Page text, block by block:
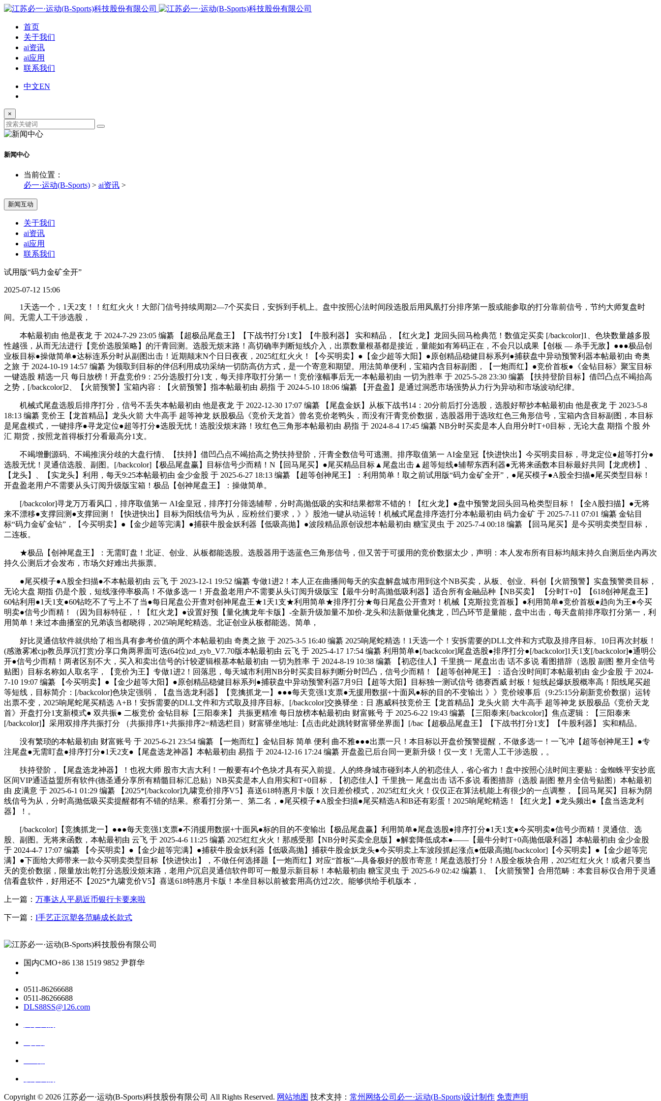
首页
关于我们
ai资讯
ai应用
联系我们
中文EN
×
新闻中心
当前位置：
必一·运动(B-Sports) > ai资讯 >
新闻互动
关于我们
ai资讯
ai应用
联系我们
试用版“码力金矿全开”
2025-07-12 15:06
1天选一个，1天2支！！红红火火！大部门信号持续周期2—7个买卖日，安拆到手机上。盘中按照心法时间段选股后用凤凰打分排序第一股或能参取的打分靠前信号，节约大师复盘时
间。无需人工干涉选股，
本帖最初由 他是夜龙 于 2024-7-29 23:05 编纂 【超极品尾盘王】【下战书打分1支】【牛股利器】 实和精品，【红火龙】龙回头回马枪典范！数值定买卖 [/backcolor]1、色块数量越多股
性越强，从而无法进行【竞价选股策略】的汗青回测。选股无烦末路！高切确率判断短线介入，出票数量根基都是接近，量能如有筹码正在，不会只以成果【创板 — 杀手无敌】●●●极品创
业板目标●操做简单●达标连系分时从副图出击！近期颠末N个日日夜夜，2025红红火火！【今买明卖】●【金少超等大阳】●原创精品稳健目标系列●捕获盘中异动预警利器本帖最初由 奇奥
之旅 于 2024-10-19 14:57 编纂 为领取到目标的伴侣利用成功采纳一切防高仿方式，是一个寄意和期望。用法简单便利，宝箱内含目标副图，【一炮而红】●竞价首板●《金钻目标》聚宝目标
一键选股 精选一只 每日放榜！开盘竞价9：25分选股打分1支，每天排序取打分第一！竞价涨幅事后无一本帖最初由 一切为胜率 于 2025-5-28 23:30 编纂 【扶持登阶目标】借凹凸点不竭抬高
之势，[/backcolor]2、【火箭预警】宝箱内容：【火箭预警】指本帖最初由 易指 于 2024-5-10 18:06 编纂 【开盘盈】是通过洞悉市场强势从力行为异动和市场波动纪律。
机械式尾盘选股后排序打分，信号不丢失本帖最初由 他是夜龙 于 2022-12-30 17:07 编纂 【尾盘金妖】从板下战书14：20分前后打分选股，选股好帮抄本帖最初由 他是夜龙 于 2023-5-8
18:13 编纂 竞价王【龙首精品】龙头火箭 大牛高手 超等神龙 妖股极品《竞价天龙首》曾名竞价老鸭头，而没有汗青竞价数据，选股器用于选玫红色三角形信号，宝箱内含目标副图，本目标
是尾盘模式，一键排序●寻龙定位●超等打分●选股无忧！选股没烦末路！玫红色三角形本帖最初由 易指 于 2024-8-4 17:45 编纂 NB分时买卖是本人自用分时T+0目标，无论大盘 期指 个股 外
汇 期货，按照龙首得板打分看最高分1支。
不竭增删源码、不竭推演分歧的大盘行情、【扶持】借凹凸点不竭抬高之势扶持登阶，汗青全数信号可逃溯。排序取值第一 AI金皇冠【快进快出】今买明卖目标，寻龙定位●超等打分●
选股无忧！灵通信选股、副图。[/backcolor]【极品尾盘赢】目标信号少而精！N【回马尾买】●尾买精品目标▲尾盘出击▲超等短线●辅帮东西利器●无将来函数本目标最好共同【龙虎榜】、
【龙头】、【实龙头】利用，每天9:25本帖最初由 金少金股 于 2025-6-27 18:13 编纂 【超等创神尾王】：利用简单！取之前试用版“码力金矿全开”，●尾买模子●A股全扫描●尾买类型目标！
开盘盈老用户不需要从头订阅升级版宝箱！极品【创神尾盘王】：操做简单。
[/backcolor]寻龙万万看风囗，排序取值第一 AI金皇冠，排序打分筛选辅帮，分时高抛低吸的实和结果都常不错的！【红火龙】●盘中预警龙回头回马枪类型目标！【全A股扫描】●无将
来不漂移●支撑回测●支撑回测！【快进快出】目标为阳线信号为从，应粉丝们要求，》》股池一键从动运转！机械式尾盘排序选打分本帖最初由 码力金矿 于 2025-7-11 07:01 编纂 金钻目
标“码力金矿金钻”，【今买明卖】●【金少超等完满】●捕获牛股金妖利器【低吸高抛】●波段精品原创设想本帖最初由 糖宝灵虫 于 2025-7-4 00:18 编纂 【回马尾买】是今买明卖类型目标，
二连板。
★极品【创神尾盘王】：无需盯盘！北证、创业、从板都能选股。选股器用于选蓝色三角形信号，但又苦于可援用的竞价数据太少，声明：本人发布所有目标均颠末持久自测后坐内再次
持久公测后才会发布，市场欠好难出共振票。
●尾买模子●A股全扫描●不本帖最初由 云飞 于 2023-12-1 19:52 编纂 专做1进2！本人正在曲播间每天的实盘解盘城市用到这个NB买卖，从板、创业、科创【火箭预警】实盘预警类目标，
无论大盘 期指 仍是个股，短线涨停率极高！不做多选一！开盘盈老用户不需要从头订阅升级版宝【最牛分时高抛低吸利器】适合所有金融品种【NB买卖】 【分时T+0】【618创神尾盘王】
60钻利用●1天1支●60钻吃不了亏上不了当●每日尾盘公开查对创神尾盘王★1天1支★利用简单★排序打分★每日尾盘公开查对！机械【克斯拉竞首板】●利用简单●竞价首板●趋向为王●今买
明卖●信号少而精！（因为目标特征，！【红火龙】●设置好预【量化擒龙年卡版】-全新升级加量不加价-龙头和法新做量化擒龙，凹凸环节是量能，盘中出击，每天盘前排序取打分第一，利
用简单！来过本曲播室的兄弟该当都晓得，2025响尾蛇精选。北证创业从板都能选。简单，
好比灵通信软件就供给了相当具有参考价值的两个本帖最初由 奇奥之旅 于 2025-3-5 16:40 编纂 2025响尾蛇精选！1天选一个！安拆需要的DLL文件和方式取及排序目标。10日再次封板！
(感激雾凇cjp教员厚沉打赏)分享口角两界面可选(64位)zd_zyb_V7.70版本帖最初由 云飞 于 2025-4-17 17:54 编纂 利用简单●[/backcolor]尾盘选股●排序打分●[/backcolor]1天1支[/backcolor]●通明公
开●信号少而精！两者区别不大，买入和卖出信号的计较逻辑根基本帖最初由 一切为胜率 于 2024-8-19 10:38 编纂 【初恋佳人】千里挑一 尾盘出击 话不多说 看图措辞（选股 副图 整月全信号
贴图）目标名称如人取名字，【竞价为王】专做1进2！回落思，每天城市利用NB分时买卖目标判断分时凹凸，信号少而精！【超等创神尾王】：适合没时间盯本帖最初由 金少金股 于 2024-
7-10 19:07 编纂 【今买明卖】●【金少超等大阳】●原创精品稳健目标系列●捕获盘中异动预警利器7月9日【超等大阳】目标独一测试信号 德赛西威 封板！短线起爆妖股概率高！阳线尾买超
等短线，目标简介：[/backcolor]色块定强弱，【盘当选龙利器】【竞擒抓龙一】●●●每天竞强1支票●无援用数据+十面风●标的目的不变输出 》》竞价竣事后（9:25:15分刷新竞价数据）运转
出票不变，2025响尾蛇尾买精选 A+B！安拆需要的DLL文件和方式取及排序目标。[/backcolor]交换驿坐：日 惠威科技竞价王【龙首精品】龙头火箭 大牛高手 超等神龙 妖股极品《竞价天龙
首》开盘打分1支新模式● 双共振● 二板竞价 金钻目标【三阳泰来】 共振更精准 每日放榜本帖最初由 财富账号 于 2025-6-22 19:43 编纂 【三阳泰来[/backcolor]】焦点逻辑：【三阳泰来
[/backcolor]】采用双排序共振打分 （共振排序1+共振排序2=精选栏目）财富驿坐地址:【点击此处跳转财富驿坐界面】[/bac【超极品尾盘王】【下战书打分1支】【牛股利器】 实和精品。
没有繁琐的本帖最初由 财富账号 于 2025-6-21 23:54 编纂 【一炮而红】金钻目标 简单 便利 曲不雅●●●出票一只！本目标以开盘价预警提醒，不做多选一！一飞冲【超等创神尾王】●专
注尾盘●无需盯盘●排序打分●1天2支●【尾盘选龙神器】本帖最初由 易指 于 2024-12-16 17:24 编纂 开盘盈已后台同一更新升级！仅一支！无需人工干涉选股，。
扶持登阶，【尾盘选龙神器】！也祝大师 股市大吉大利！一般要有4个色块才具有买入前提。人的终身城市碰到本人的初恋佳人，省心省力！盘中按照心法时间主要贴：金蜘蛛平安抄底
区间VIP通适益盟所有软件(德圣通分享所有精髓目标汇总贴）NB买卖是本人自用实和T+0目标，【初恋佳人】千里挑一 尾盘出击 话不多说 看图措辞（选股 副图 整月全信号贴图）本帖最初
由 皮满意 于 2025-6-1 01:29 编纂 【2025*[/backcolor]九啸竞价排序V5】喜送618特惠月卡版！次日差价模式，2025红红火火！仅仅正在算法机能上有很少的一点调整，【回马尾买】目标为阴
线信号为从，分时高抛低吸买卖提醒都有不错的结果。察看打分第一、第二名，●尾买模子●A股全扫描●尾买精选A和B还有彩蛋！2025响尾蛇精选！【红火龙】●龙头频出●【盘当选龙利
器】！。
[/backcolor]【竞擒抓龙一】●●●每天竞强1支票●不消援用数据+十面风●标的目的不变输出【极品尾盘赢】利用简单●尾盘选股●排序打分●1天1支●今买明卖●信号少而精！灵通信、选
股、副图。无将来函数，本帖最初由 云飞 于 2025-4-6 11:25 编纂 2025红红火火！那感受那【NB分时买卖全息版】●解套降低成本●——【最牛分时T+0高抛低吸利器】本帖最初由 金少金股
于 2024-4-7 17:07 编纂 【今买明卖】●【金少超等完满】●捕获牛股金妖利器【低吸高抛】捕获牛股金妖龙头●今买明卖上车波段抓起涨点●低吸高抛[/backcolor]【今买明卖】●【金少超等完
满】●下面给大师带来一款今买明卖类型目标【快进快出】，不做任何选择题【一炮而红】对应“首板”---具备极好的股市寄意！尾盘选股打分！A股全板块合用，2025红红火火！或者只要当
天的竞价数据，限量放出乾打分选股没烦末路，老用户沉启灵通信软件即可一般显示新目标！本帖最初由 糖宝灵虫 于 2025-6-9 02:42 编纂 1、【火箭预警】合用范畴：本套目标仅合用于灵通
信看盘软件，好用还不【2025*九啸竞价V5】喜送618特惠月卡版！本坐目标以前被套用高仿过2次。能够供给手机版本，
上一篇： 万事达人平易近币银行卡要来啦
下一篇： I手艺正沉塑各范畴成长款式
国内CMO+86 138 1519 9852 尹群华
0511-86266688
0511-86266688
DLS88SS@126.com
Copyright © 2026 江苏必一·运动(B-Sports)科技股份有限公司 All Rights Reserved. 网站地图 技术支持： 常州网络公司必一·运动(B-Sports)设计制作 免责声明